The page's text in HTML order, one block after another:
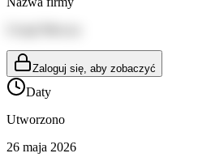
Zaloguj się, aby zobaczyć
Daty
Utworzono
26 maja 2026